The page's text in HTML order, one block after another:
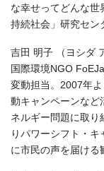
な幸せってどんな世
持続社会」研究セン
吉田 明子 （ヨシダ
国際環境NGO
変動担当。2007年
動キャンペーンなど
ネルギー問題に取り
りパワーシフト・
に市民の声を届ける